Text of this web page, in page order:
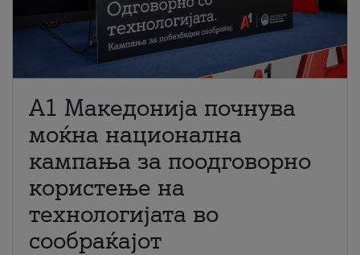
A1 Македонија почнува
моќна национална
кампања за поодговорно
користење на
технологијата во
сообраќајот